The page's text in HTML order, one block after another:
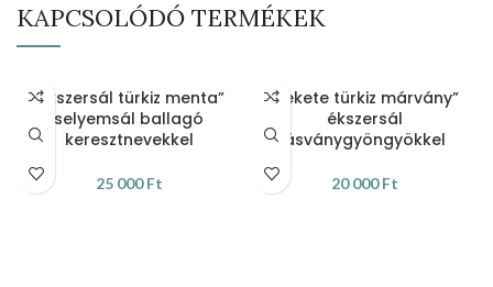
KAPCSOLÓDÓ TERMÉKEK
„Ékszersál türkiz menta”
selyemsál ballagó
keresztnevekkel
25 000Ft
„Fekete türkiz márvány”
ékszersál
ásványgyöngyökkel
20 000Ft